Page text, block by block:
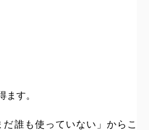
ます。
だ誰も使っていない」 からこ